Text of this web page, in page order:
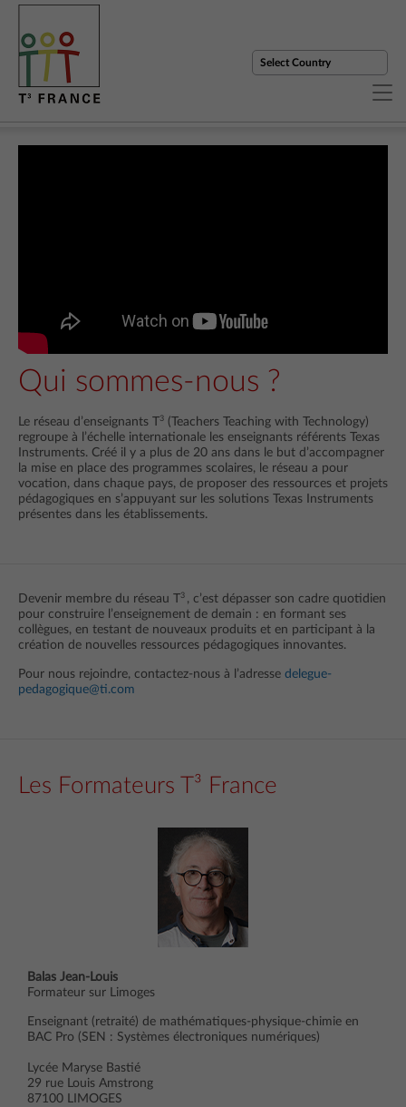
Qui sommes-nous ?
Le réseau d’enseignants T3 (Teachers Teaching with Technology)
regroupe à l’échelle internationale les enseignants référents Texas
Instruments. Créé il y a plus de 20 ans dans le but d’accompagner
la mise en place des programmes scolaires, le réseau a pour
vocation, dans chaque pays, de proposer des ressources et projets
pédagogiques en s’appuyant sur les solutions Texas Instruments
présentes dans les établissements.
Devenir membre du réseau T3 , c’est dépasser son cadre quotidien
pour construire l’enseignement de demain : en formant ses
collègues, en testant de nouveaux produits et en participant à la
création de nouvelles ressources pédagogiques innovantes.
Pour nous rejoindre, contactez-nous à l’adresse delegue-
pedagogique@ti.com
Les Formateurs T³ France
Balas Jean-Louis
Formateur sur Limoges
Enseignant (retraité) de mathématiques-physique-chimie en
BAC Pro (SEN : Systèmes électroniques numériques)
Lycée Maryse Bastié
29 rue Louis Amstrong
87100 LIMOGES